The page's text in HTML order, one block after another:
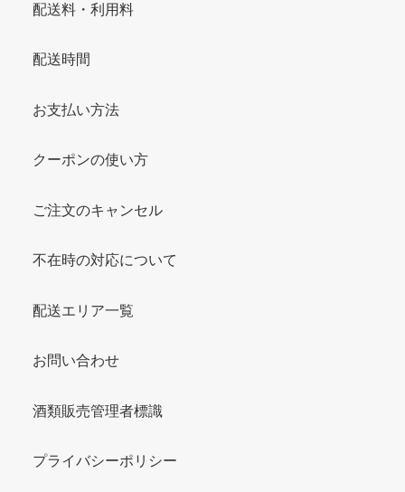
配送料・利用料
配送時間
お支払い方法
クーポンの使い方
ご注文のキャンセル
不在時の対応について
配送エリア一覧
お問い合わせ
酒類販売管理者標識
プライバシーポリシー